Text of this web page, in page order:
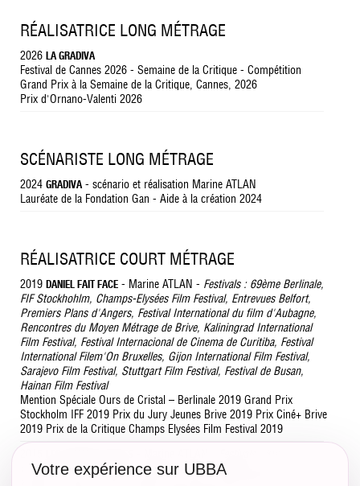
RÉALISATRICE LONG MÉTRAGE
2026 LA GRADIVA
Festival de Cannes 2026 - Semaine de la Critique - Compétition
Grand Prix à la Semaine de la Critique, Cannes, 2026
Prix d'Ornano-Valenti 2026
SCÉNARISTE LONG MÉTRAGE
2024 GRADIVA- scénario et réalisation Marine ATLAN
Lauréate de la Fondation Gan - Aide à la création 2024
RÉALISATRICE COURT MÉTRAGE
2019 DANIEL FAIT FACE - Marine ATLAN - Festivals : 69ème Berlinale,
FIF Stockhohlm, Champs-Elysées Film Festival, Entrevues Belfort,
Premiers Plans d'Angers, Festival International du film d'Aubagne,
Rencontres du Moyen Métrage de Brive, Kaliningrad International
Film Festival, Festival Internacional de Cinema de Curitiba, Festival
International Filem'On Bruxelles, Gijon International Film Festival,
Sarajevo Film Festival, Stuttgart Film Festival, Festival de Busan,
Hainan Film Festival
Mention Spéciale Ours de Cristal – Berlinale 2019 Grand Prix
Stockholm IFF 2019 Prix du Jury Jeunes Brive 2019 Prix Ciné+ Brive
2019 Prix de la Critique Champs Elysées Film Festival 2019
International Film Festival “Molodist 2016”, Méditerranéan Film
Festival, Croatie / Palm Springs International ShortFast, USA / Next
Votre expérience sur UBBA